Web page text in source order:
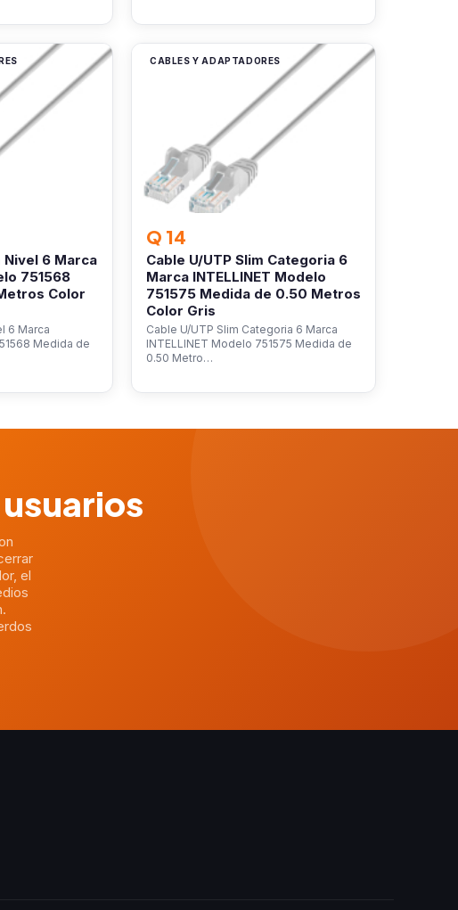
Nivel 6 Marca
751568
Color
6 Marca
Medida de
CABLES Y ADAPTADORES
Q 14
Cable U/UTP Slim Categoria 6
Marca INTELLINET Modelo
751575 Medida de 0.50 Metros
Color Gris
Cable U/UTP Slim Categoria 6 Marca
INTELLINET Modelo 751575 Medida de
0.50 Metro…
el